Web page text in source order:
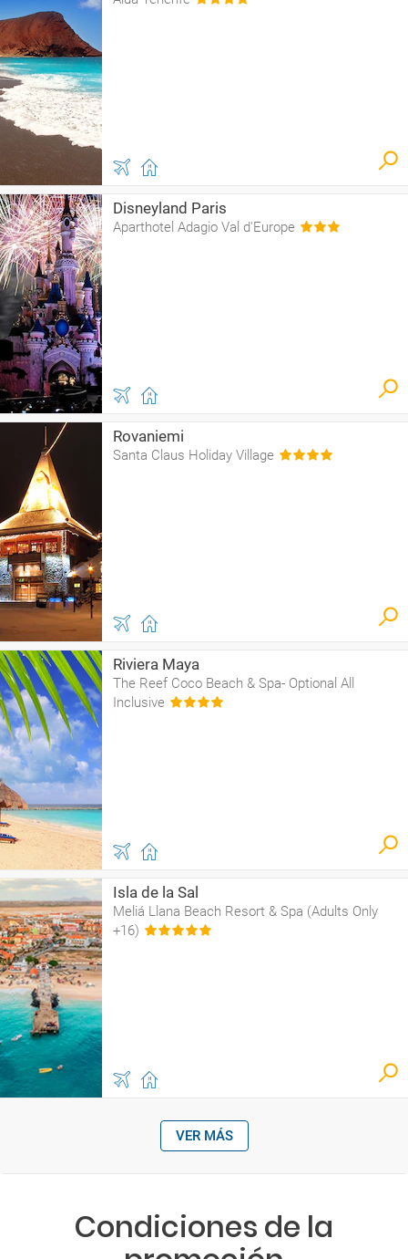
Disneyland Paris
Aparthotel Adagio Val d'Europe
Rovaniemi
Santa Claus Holiday Village
Riviera Maya
The Reef Coco Beach & Spa- Optional All
Inclusive
Isla de la Sal
Meliá Llana Beach Resort & Spa (Adults Only
+16)
VER MÁS
Condiciones de la